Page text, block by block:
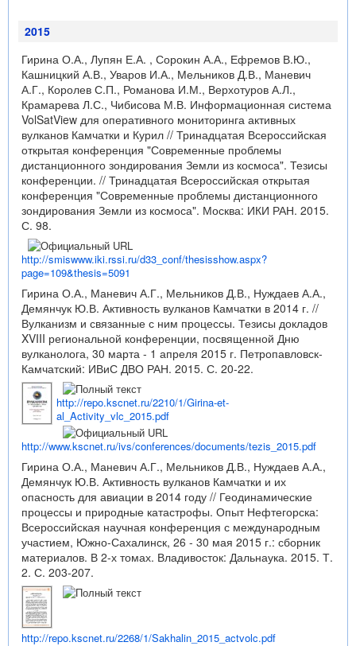
2015
Гирина О.А., Лупян Е.А. , Сорокин А.А., Ефремов В.Ю.,
Кашницкий А.В., Уваров И.А., Мельников Д.В., Маневич
А.Г., Королев С.П., Романова И.М., Верхотуров А.Л.,
Крамарева Л.С., Чибисова М.В. Информационная система
VolSatView для оперативного мониторинга активных
вулканов Камчатки и Курил // Тринадцатая Всероссийская
открытая конференция "Современные проблемы
дистанционного зондирования Земли из космоса". Тезисы
конференции. // Тринадцатая Всероссийская открытая
конференция "Современные проблемы дистанционного
зондирования Земли из космоса". Москва: ИКИ РАН. 2015.
С. 98.
http://smiswww.iki.rssi.ru/d33_conf/thesisshow.aspx?
page=109&thesis=5091
Гирина О.А., Маневич А.Г., Мельников Д.В., Нуждаев А.А.,
Демянчук Ю.В. Активность вулканов Камчатки в 2014 г. //
Вулканизм и связанные с ним процессы. Тезисы докладов
XVIII региональной конференции, посвященной Дню
вулканолога, 30 марта - 1 апреля 2015 г. Петропавловск-
Камчатский: ИВиС ДВО РАН. 2015. С. 20-22.
http://repo.kscnet.ru/2210/1/Girina-et-
al_Activity_vlc_2015.pdf
http://www.kscnet.ru/ivs/conferences/documents/tezis_2015.pdf
Гирина О.А., Маневич А.Г., Мельников Д.В., Нуждаев А.А.,
Демянчук Ю.В. Активность вулканов Камчатки и их
опасность для авиации в 2014 году // Геодинамические
процессы и природные катастрофы. Опыт Нефтегорска:
Всероссийская научная конференция с международным
участием, Южно-Сахалинск, 26 - 30 мая 2015 г.: сборник
материалов. В 2-х томах. Владивосток: Дальнаука. 2015. Т.
2. С. 203-207.
http://repo.kscnet.ru/2268/1/Sakhalin_2015_actvolc.pdf